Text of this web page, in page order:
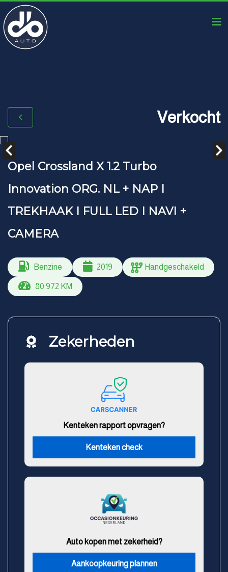
Verkocht
Opel Crossland X 1.2 Turbo
Innovation ORG. NL + NAP I
TREKHAAK I FULL LED I NAVI +
CAMERA
Benzine 2019 Handgeschakeld
80.972 KM
Zekerheden
Kenteken rapport opvragen?
Kenteken check
Auto kopen met zekerheid?
Aankoopkeuring plannen